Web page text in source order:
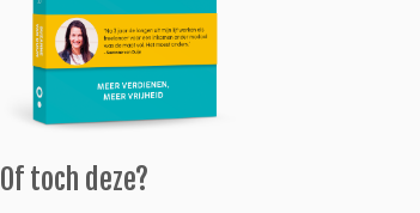
Of toch deze?